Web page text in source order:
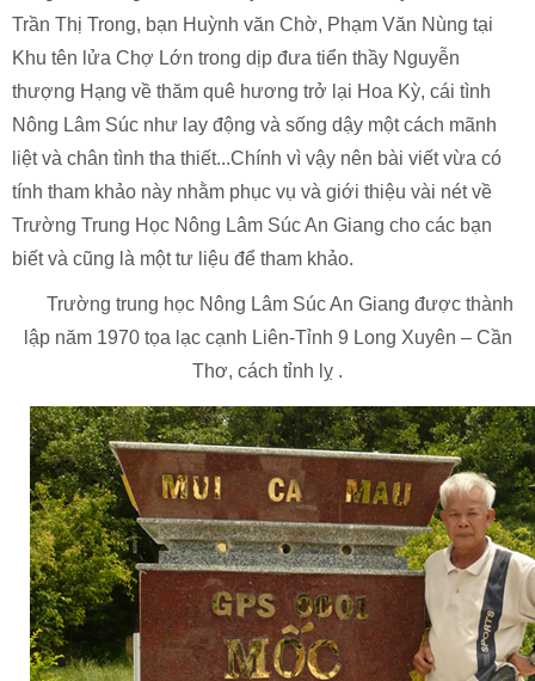
Trần Thị Trong, bạn Huỳnh văn Chờ, Phạm Văn Nùng tại
Khu tên lửa Chợ Lớn trong dịp đưa tiển thầy Nguyễn
thượng Hạng về thăm quê hương trở lại Hoa Kỳ, cái tình
Nông Lâm Súc như lay động và sống dậy một cách mãnh
liệt và chân tình tha thiết...Chính vì vậy nên bài viết vừa có
tính tham khảo này nhằm phục vụ và giới thiệu vài nét về
Trường Trung Học Nông Lâm Súc An Giang cho các bạn
biết và cũng là một tư liệu để tham khảo.
Trường trung học Nông Lâm Súc An Giang được thành
lập năm 1970 tọa lạc cạnh Liên-Tỉnh 9 Long Xuyên – Cần
Thơ, cách tỉnh lỵ .